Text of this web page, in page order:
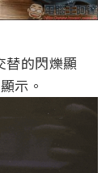
替的閃爍顯
示。